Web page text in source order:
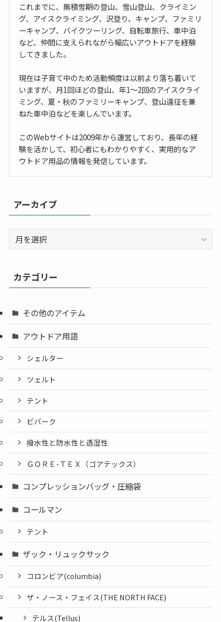
これまでに、無積雪期の登山、雪山登山、クライミン
グ、アイスクライミング、沢登り、キャンプ、ファミリ
ーキャンプ、バイクツーリング、自転車旅行、車中泊
など、仲間に支えられながら幅広いアウトドアを経験
してきました。
現在は子育て中のため活動頻度は以前より落ち着いて
いますが、月1回ほどの登山、年1〜2回のアイスクライ
ミング、夏・秋のファミリーキャンプ、登山遠征を兼
ねた車中泊などを楽しんでいます。
このWebサイトは2009年から運営しており、長年の経
験を活かして、初心者にもわかりやすく、実用的なア
ウトドア用品の情報を発信しています。
アーカイブ
ー
ブ
カテゴリー
その他のアイテム
アウトドア用語
シェルター
ツェルト
テント
ビバーク
撥水性と防水性と透湿性
ＧＯＲＥ-ＴＥＸ（ゴアテックス）
コンプレッションバッグ・圧縮袋
コールマン
テント
ザック・リュックサック
コロンビア(columbia)
ザ・ノース・フェイス(THE NORTH FACE)
テルス(Tellus)